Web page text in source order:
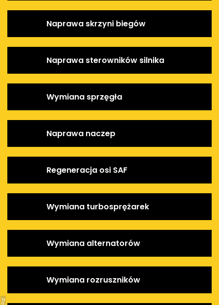
Naprawa skrzyni biegów
Naprawa sterowników silnika
Wymiana sprzęgła
Naprawa naczep
Regeneracja osi SAF
Wymiana turbosprężarek
Wymiana alternatorów
Wymiana rozruszników